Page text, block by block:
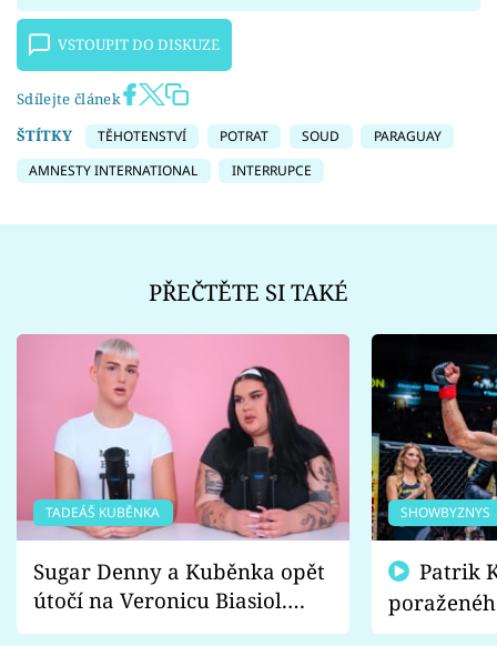
VSTOUPIT DO DISKUZE
Sdílejte článek
ŠTÍTKY
TĚHOTENSTVÍ POTRAT SOUD
PARAGUAY
AMNESTY INTERNATIONAL
INTERRUPCE
PŘEČTĚTE SI TAKÉ
TADEÁŠ KUBĚNKA
Sugar Denny a Kuběnka opět
útočí na Veronicu Biasiol.
Proč je podle nich falešná a
SHOWBYZNYS
fanoušci